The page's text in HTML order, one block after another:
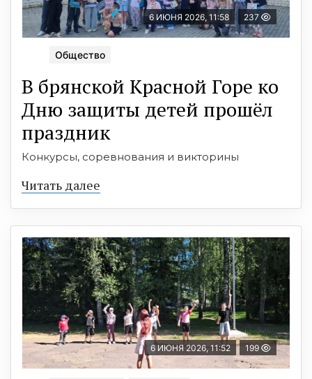
6 ИЮНЯ 2026, 11:58 237
Общество
В брянской Красной Горе ко
Дню защиты детей прошёл
праздник
Конкурсы, соревнования и викторины
Читать далее
6 ИЮНЯ 2026, 11:52 199